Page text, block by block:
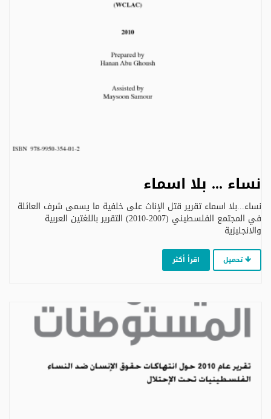
نساء ... بلا اسماء
نساء...بلا اسماء تقرير قتل الإناث على خلفية ما يسمى شرف العائلة
في المجتمع الفلسطيني (2007-2010) التقرير باللغتين العربية
والانجليزية
تحميل اقرأ أكثر